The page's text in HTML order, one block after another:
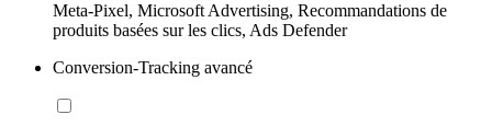
Meta-Pixel, Microsoft Advertising, Recommandations de
produits basées sur les clics, Ads Defender
Conversion-Tracking avancé